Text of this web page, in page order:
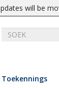
will be
Toekennings